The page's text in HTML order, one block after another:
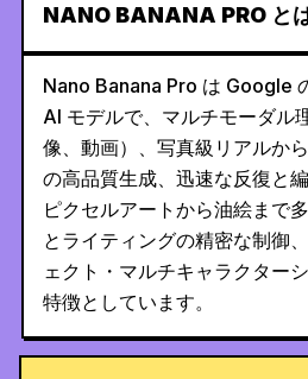
NANO BANANA PRO と
Nano Banana Pro は Google
AI モデルで、マルチモーダル
像、動画）、写真級リアルか
の高品質生成、迅速な反復と
ピクセルアートから油絵まで
とライティングの精密な制御
ェクト・マルチキャラクター
特徴としています。